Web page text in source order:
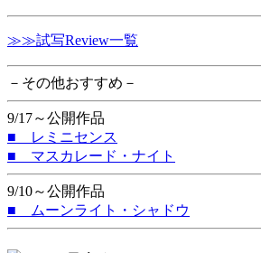
≫≫試写Review一覧
－その他おすすめ－
9/17～公開作品
■ レミニセンス
■ マスカレード・ナイト
9/10～公開作品
■ ムーンライト・シャドウ